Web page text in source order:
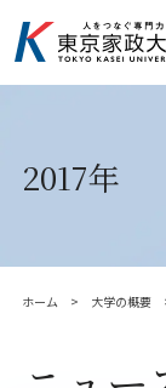
2017年
ホーム 大学の概要